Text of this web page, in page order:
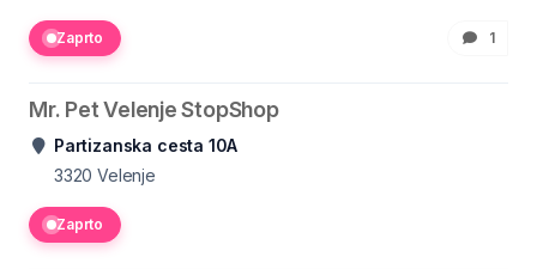
Zaprto 1
Mr. Pet Velenje StopShop
Partizanska cesta 10A
3320 Velenje
Zaprto